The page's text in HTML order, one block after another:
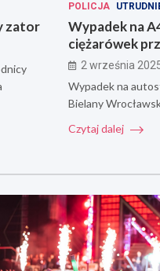
zator
POLICJA
Wypadek na
ciężarówek
2 września
Wypadek na
Bielany
Czytaj dalej